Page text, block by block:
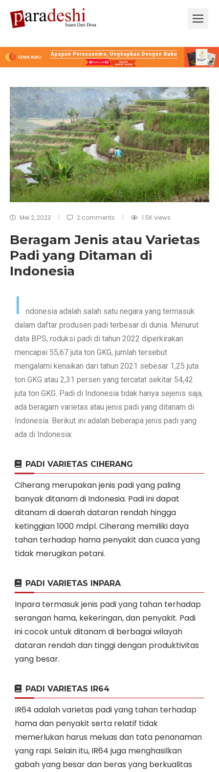
Mei 2, 2023 2 comments 1.5Kviews
Beragam Jenis atau Varietas
Padi yang Ditaman di
Indonesia
I
ndonesia adalah salah satu negara yang termasuk
dalam daftar produsen padi terbesar di dunia. Menurut
data BPS, roduksi padi di tahun 2022 diperkirakan
mencapai 55,67 juta ton GKG, jumlah tersebut
mengalami kenaikan dari tahun 2021 sebesar 1,25 juta
ton GKG atau 2,31 persen yang tercatat sekitar 54,42
juta ton GKG. Padi di Indonesia tidak hanya sejenis saja,
ada beragam varietas atau jenis padi yang ditanam di
Indonesia. Berikut ini adalah beberapa jenis padi yang
ada di Indonesia:
PADI VARIETAS CIHERANG
Ciherang merupakan jenis padi yang paling
banyak ditanam di Indonesia. Padi ini dapat
ditanam di daerah dataran rendah hingga
ketinggian 1000 mdpl. Ciherang memiliki daya
tahan terhadap hama penyakit dan cuaca yang
tidak merugikan petani.
PADI VARIETAS INPARA
Inpara termasuk jenis padi yang tahan terhadap
serangan hama, kekeringan, dan penyakit. Padi
ini cocok untuk ditanam di berbagai wilayah
dataran rendah dan tinggi dengan produktivitas
yang besar.
PADI VARIETAS IR64
IR64 adalah varietas padi yang tahan terhadap
hama dan penyakit serta relatif tidak
memerlukan harus meluas dan tata penanaman
yang rapi. Selain itu, IR64 juga menghasilkan
gabah yang besar dan beras yang berkualitas